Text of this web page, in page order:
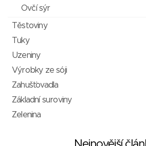
Ovčí sýr
Těstoviny
Tuky
Uzeniny
Výrobky ze sóji
Zahušťovadla
Základní suroviny
Zelenina